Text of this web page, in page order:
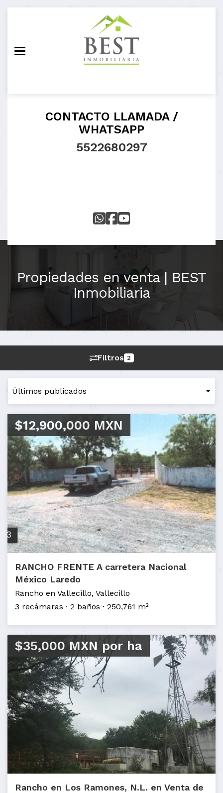
Toggle navigation
CONTACTO LLAMADA /
WHATSAPP
5522680297
Propiedades en venta | BEST
Inmobiliaria
Filtros 2
$12,900,000 MXN
RANCHO FRENTE A carretera Nacional
México Laredo
Rancho en Vallecillo, Vallecillo
3 recámaras
2 baños 250,761 m²
$35,000 MXN por ha
Rancho en Los Ramones, N.L. en Venta de